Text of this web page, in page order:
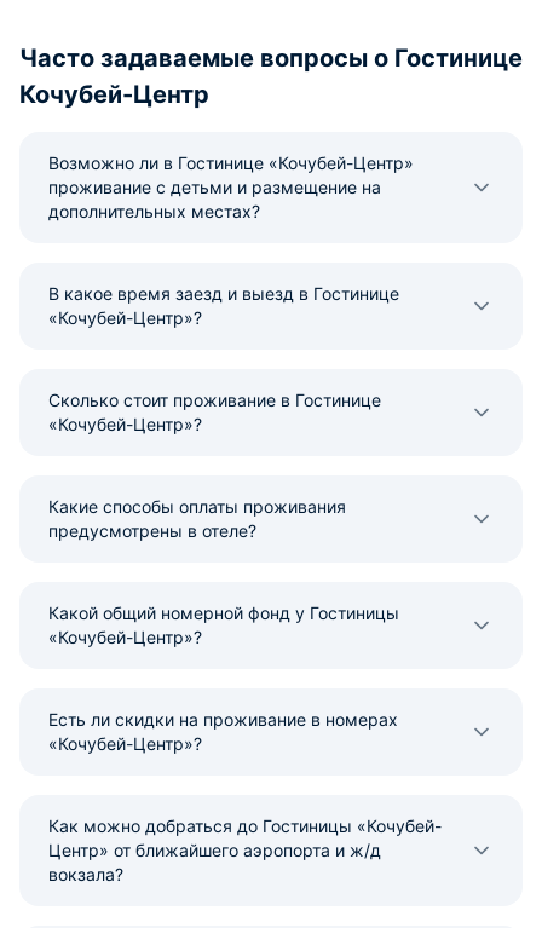
Часто задаваемые вопросы о Гостинице
Кочубей-Центр
Возможно ли в Гостинице «Кочубей-Центр»
проживание с детьми и размещение на
дополнительных местах?
В какое время заезд и выезд в Гостинице
«Кочубей-Центр»?
Сколько стоит проживание в Гостинице
«Кочубей-Центр»?
Какие способы оплаты проживания
предусмотрены в отеле?
Какой общий номерной фонд у Гостиницы
«Кочубей-Центр»?
Есть ли скидки на проживание в номерах
«Кочубей-Центр»?
Как можно добраться до Гостиницы «Кочубей-
Центр» от ближайшего аэропорта и ж/д
вокзала?